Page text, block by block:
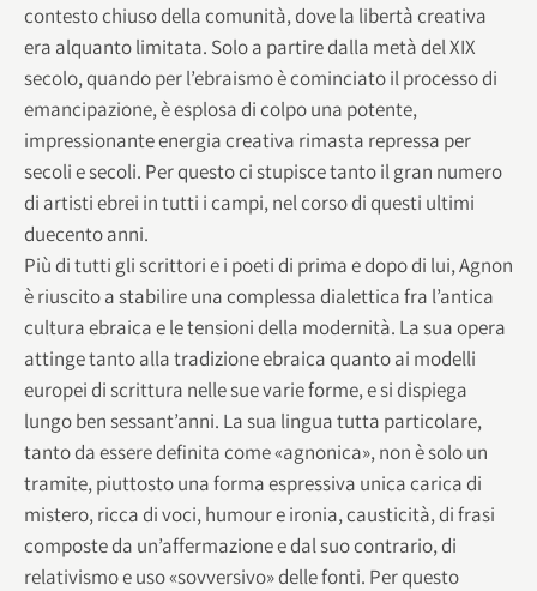
contesto chiuso della comunità, dove la libertà creativa
era alquanto limitata. Solo a partire dalla metà del XIX
secolo, quando per l’ebraismo è cominciato il processo di
emancipazione, è esplosa di colpo una potente,
impressionante energia creativa rimasta repressa per
secoli e secoli. Per questo ci stupisce tanto il gran numero
di artisti ebrei in tutti i campi, nel corso di questi ultimi
duecento anni.
Più di tutti gli scrittori e i poeti di prima e dopo di lui, Agnon
è riuscito a stabilire una complessa dialettica fra l’antica
cultura ebraica e le tensioni della modernità. La sua opera
attinge tanto alla tradizione ebraica quanto ai modelli
europei di scrittura nelle sue varie forme, e si dispiega
lungo ben sessant’anni. La sua lingua tutta particolare,
tanto da essere definita come «agnonica», non è solo un
tramite, piuttosto una forma espressiva unica carica di
mistero, ricca di voci, humour e ironia, causticità, di frasi
composte da un’affermazione e dal suo contrario, di
relativismo e uso «sovversivo» delle fonti. Per questo